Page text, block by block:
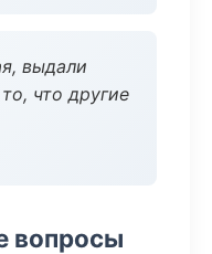
выдали
что другие
вопросы